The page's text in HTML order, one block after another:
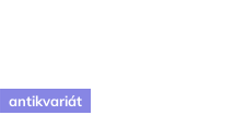
antikvariát